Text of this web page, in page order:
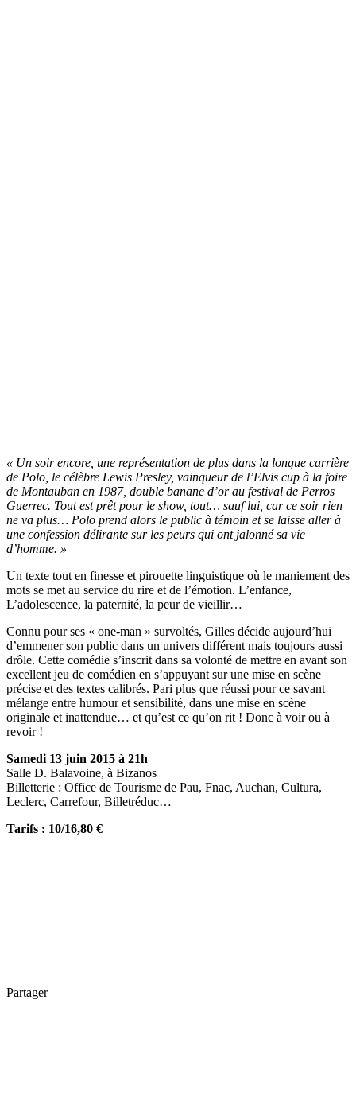
« Un soir encore, une représentation de plus dans la longue carrière
de Polo, le célèbre Lewis Presley, vainqueur de l’Elvis cup à la foire
de Montauban en 1987, double banane d’or au festival de Perros
Guerrec. Tout est prêt pour le show, tout… sauf lui, car ce soir rien
ne va plus… Polo prend alors le public à témoin et se laisse aller à
une confession délirante sur les peurs qui ont jalonné sa vie
d’homme. »
Un texte tout en finesse et pirouette linguistique où le maniement des
mots se met au service du rire et de l’émotion. L’enfance,
L’adolescence, la paternité, la peur de vieillir…
Connu pour ses « one-man » survoltés, Gilles décide aujourd’hui
d’emmener son public dans un univers différent mais toujours aussi
drôle. Cette comédie s’inscrit dans sa volonté de mettre en avant son
excellent jeu de comédien en s’appuyant sur une mise en scène
précise et des textes calibrés. Pari plus que réussi pour ce savant
mélange entre humour et sensibilité, dans une mise en scène
originale et inattendue… et qu’est ce qu’on rit ! Donc à voir ou à
revoir !
Samedi 13 juin 2015 à 21h
Salle D. Balavoine, à Bizanos
Billetterie : Office de Tourisme de Pau, Fnac, Auchan, Cultura,
Leclerc, Carrefour, Billetréduc…
Tarifs : 10/16,80 €
Partager